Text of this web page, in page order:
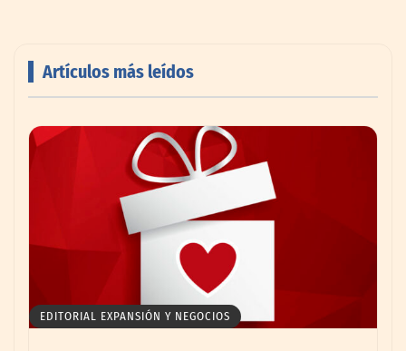
pisos deportivos para gimnasios en México
Artículos más leídos
EDITORIAL EXPANSIÓN Y NEGOCIOS